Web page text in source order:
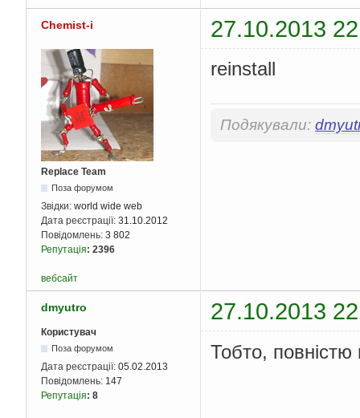
Chemist-i 27.10.2013
Replace Team
Поза форумом
Звідки: world wide web
Дата реєстрації: 31.10.2012
Повідомлень: 3 802
Репутація: 2396
reinstall
Подякували:
вебсайт
dmyutro 27.10.2013
Користувач
Поза форумом
Дата реєстрації: 05.02.2013
Повідомлень: 147
Репутація: 8
Тобто,